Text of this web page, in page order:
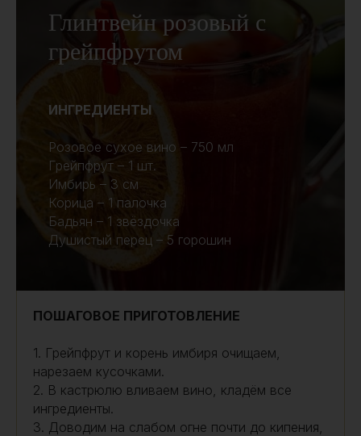
Глинтвейн розовый с
грейпфрутом
ИНГРЕДИЕНТЫ
Розовое сухое вино – 750 мл
Грейпфрут – 1 шт.
Имбирь – 3 см
Корица – 1 палочка
Бадьян – 1 звёздочка
Душистый перец – 5 горошин
ПОШАГОВОЕ ПРИГОТОВЛЕНИЕ
1. Грейпфрут и корень имбиря очищаем,
нарезаем кусочками.
2. В кастрюлю вливаем вино, кладём все
ингредиенты.
3. Доводим на слабом огне почти до кипения,